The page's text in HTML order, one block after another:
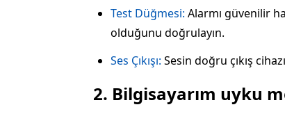
Test Düğmesi: Alarmı güvenilir
olduğunu doğrulayın.
Ses Çıkışı: Sesin doğru çıkış
2. Bilgisayarım uyku